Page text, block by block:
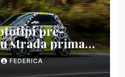
pre-
strada prima
show 2026
FEDERICA